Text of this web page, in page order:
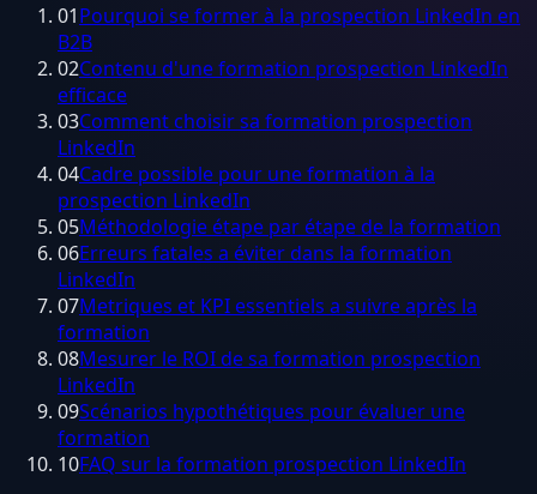
01Pourquoi se former à la prospection LinkedIn en
B2B
02Contenu d'une formation prospection LinkedIn
efficace
03Comment choisir sa formation prospection
LinkedIn
04Cadre possible pour une formation à la
prospection LinkedIn
05Méthodologie étape par étape de la formation
06Erreurs fatales a éviter dans la formation
LinkedIn
07Metriques et KPI essentiels a suivre après la
formation
08Mesurer le ROI de sa formation prospection
LinkedIn
09Scénarios hypothétiques pour évaluer une
formation
10FAQ sur la formation prospection LinkedIn